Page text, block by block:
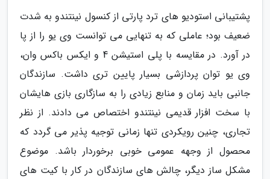
پشتیبانی استودیو های ترد پارتی از کنسول نینتندو به شدت
ضعیف بود؛ عاملی که به تنهایی می توانست وی یو را از پا
در آورد. در مقایسه با پلی استیشن 4 و ایکس باکس وان،
وی یو توان پردازشی بسیار پایین تری داشت. سازندگان
جانبی باید زمان و منابع زیادی را به سازگاری بازی هایشان
با سخت افزار قدیمی نینتندو اختصاص می دادند. از نظر
تجاری، چنین رویکردی تنها زمانی توجیه پذیر می گردد که
محصول از وجهه عمومی خوبی برخوردار باشد. موضوع
مشکل ساز دیگر، چالش های سازندگان در کار با کیت های